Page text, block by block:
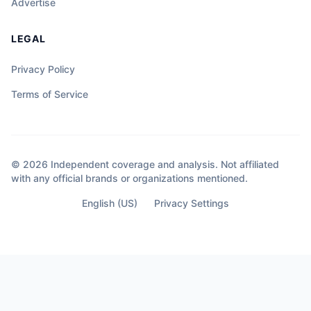
Advertise
LEGAL
Privacy Policy
Terms of Service
© 2026 Independent coverage and analysis. Not affiliated
with any official brands or organizations mentioned.
English (US) Privacy Settings